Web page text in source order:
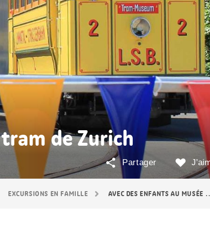
EXCURSIONS EN FAMILLE AVEC DES ENFANTS AU MUSÉE DU TRAM DE ZURICH
de Zurich
Partager